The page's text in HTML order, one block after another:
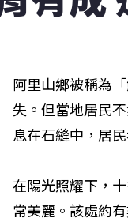
阿里山鄉被稱為
失。但當地居民
息在石縫中，居
在陽光照耀下，
常美麗。該處約